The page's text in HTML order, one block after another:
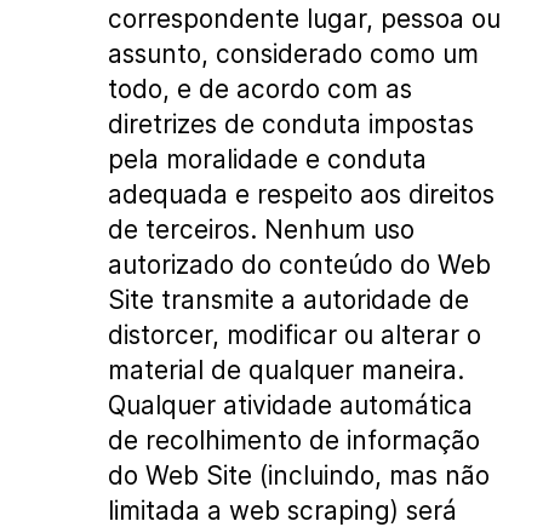
correspondente lugar, pessoa ou
assunto, considerado como um
todo, e de acordo com as
diretrizes de conduta impostas
pela moralidade e conduta
adequada e respeito aos direitos
de terceiros. Nenhum uso
autorizado do conteúdo do Web
Site transmite a autoridade de
distorcer, modificar ou alterar o
material de qualquer maneira.
Qualquer atividade automática
de recolhimento de informação
do Web Site (incluindo, mas não
limitada a web scraping) será